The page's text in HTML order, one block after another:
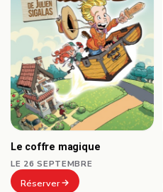
Le coffre magique
LE 26 SEPTEMBRE
Réserver